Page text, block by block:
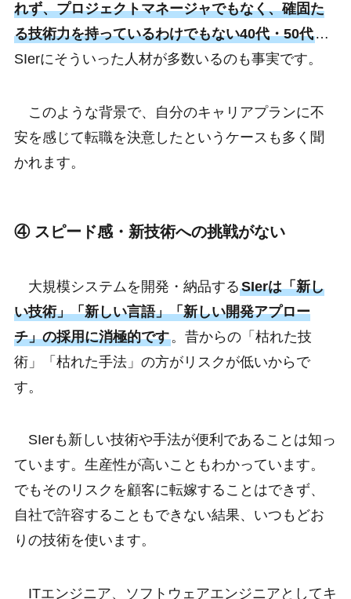
れず、プロジェクトマネージャでもなく、確固た
る技術力を持っているわけでもない40代・50代…
SIerにそういった人材が多数いるのも事実です。
このような背景で、自分のキャリアプランに不
安を感じて転職を決意したというケースも多く聞
かれます。
④ スピード感・新技術への挑戦がない
大規模システムを開発・納品するSIerは「新し
い技術」「新しい言語」「新しい開発アプロー
チ」の採用に消極的です。昔からの「枯れた技
術」「枯れた手法」の方がリスクが低いからで
す。
SIerも新しい技術や手法が便利であることは知っ
ています。生産性が高いこともわかっています。
でもそのリスクを顧客に転嫁することはできず、
自社で許容することもできない結果、いつもどお
りの技術を使います。
ITエンジニア、ソフトウェアエンジニアとしてキ